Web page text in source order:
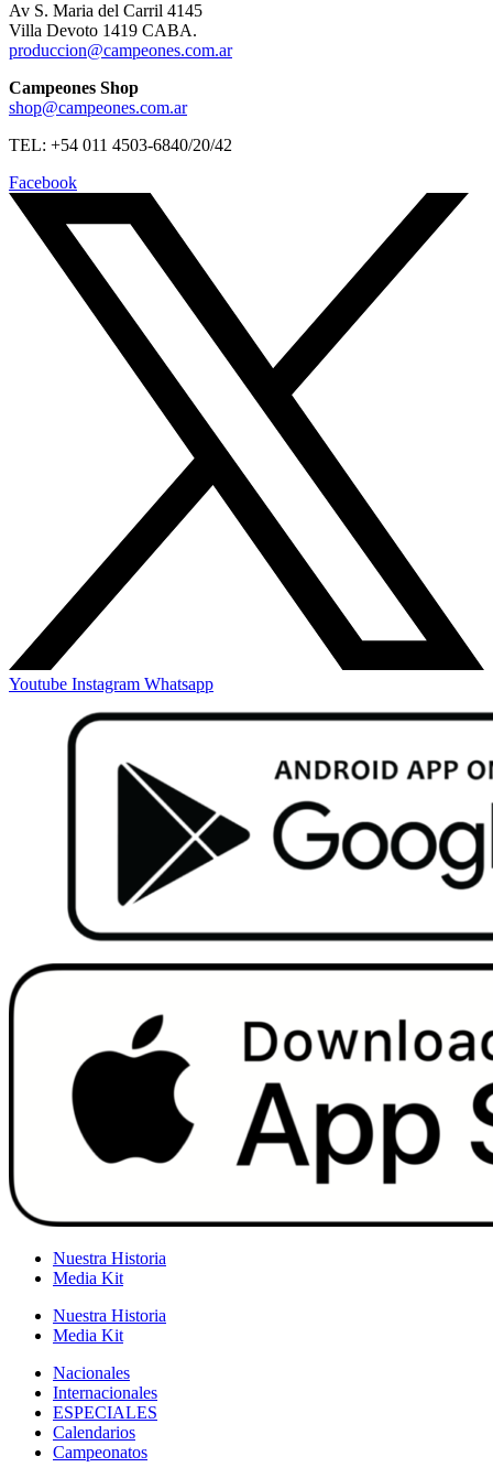
Av S. Maria del Carril 4145
Villa Devoto 1419 CABA.
produccion@campeones.com.ar
Campeones Shop
shop@campeones.com.ar
TEL: +54 011 4503-6840/20/42
Facebook
Youtube Instagram Whatsapp
Nuestra Historia
Media Kit
Nuestra Historia
Media Kit
Nacionales
Internacionales
ESPECIALES
Calendarios
Campeonatos